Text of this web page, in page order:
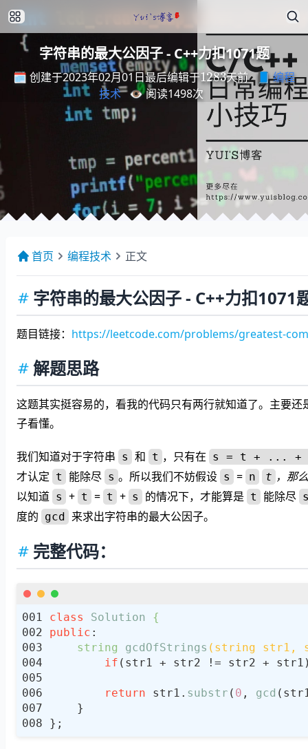
字符串的最大公因子 - C++力扣1071题
🗓️ 创建于2023年02月01日最 后 编 辑于 天前
最后编辑于1283
天前
📘编程
技术 👁️ 阅读1498次
首页 编程技术 正文
字符串的最大公因子 - C++力扣1071
题目链接： https://leetcode.com/problems/greatest-
解题思路
这题其实挺容易的，看我的代码只有两行就知道了。主要
子看懂。
我们知道对于字符串 s 和 t ，只有在 s = t + ... +
才认定 t 能除尽 s 。所以我们不妨假设 s = n t ，那
以知道 s + t = t + s 的情况下，才能算是 t 能除尽
度的 gcd 来求出字符串的最大公因子。
完整代码：
class Solution {
public
string gcdOfStrings (string str1,
if (str1 + str2 != str2 +
return str1. substr ( 0 , gcd